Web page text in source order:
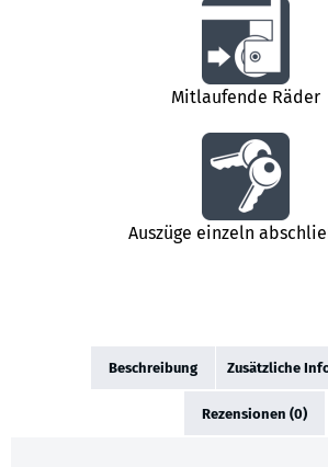
Mitlaufende Räder
Auszüge einzeln
Beschreibung Zusätzliche
Rezensionen (0)